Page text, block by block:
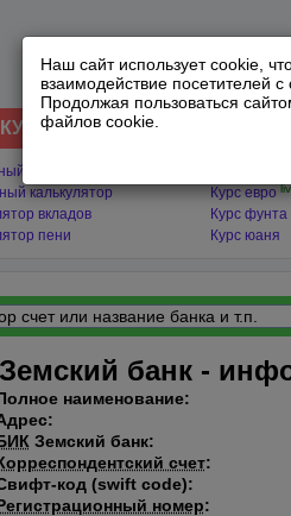
Наш сайт использует cookie,
взаимодействие посетителей
Продолжая пользоваться
файлов cookie.
калькулятор
калькулятор
вкладов
пени
Курс евро
Курс фунта
Курс юаня
Земский банк -
наименование:
Земский банк:
счет:
код (swift code):
номер: